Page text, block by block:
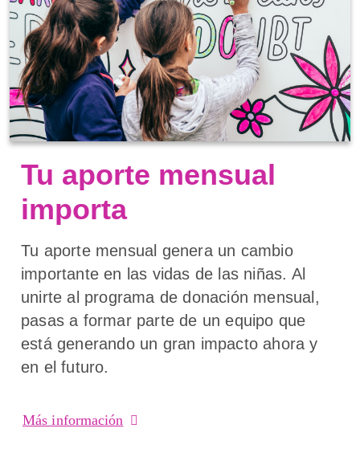
Tu aporte mensual
importa
Tu aporte mensual genera un cambio
importante en las vidas de las niñas. Al
unirte al programa de donación mensual,
pasas a formar parte de un equipo que
está generando un gran impacto ahora y
en el futuro.
Más información